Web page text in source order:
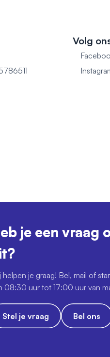
Volg
je een vraag
helpen je graag! Bel, mail of
08:30 uur tot 17:00 uur van
Stel je vraag Bel ons